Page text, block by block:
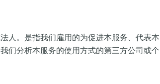
人。是指我们雇用的为促进本服务、代表本
们分析本服务的使用方式的第三方公司或个